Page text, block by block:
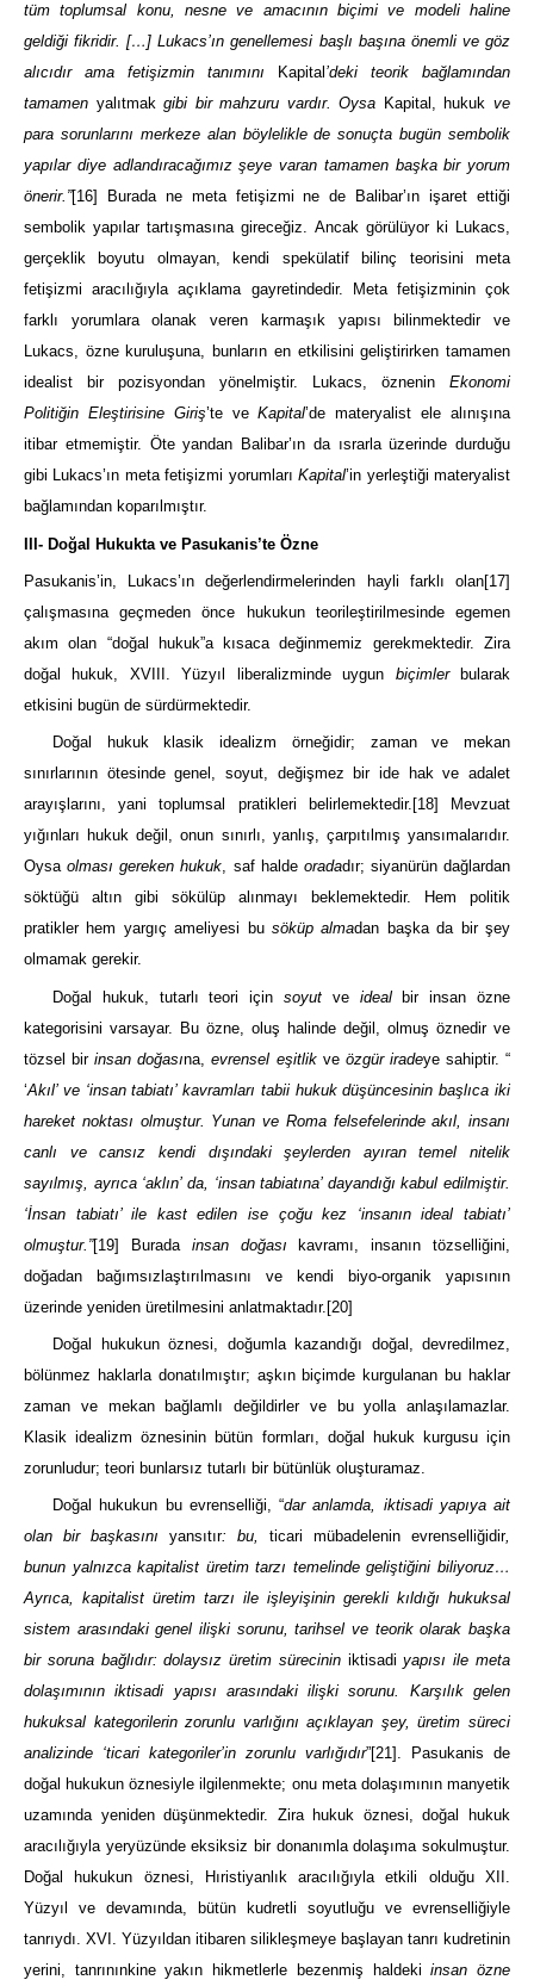
tüm toplumsal konu, nesne ve amacının biçimi ve modeli haline
geldiği fikridir. […] Lukacs’ın genellemesi başlı başına önemli ve göz
alıcıdır ama fetişizmin tanımını
Kapital ’deki teorik bağlamından
tamamen yalıtmakgibi bir mahzuru vardır. Oysa Kapital, hukuk ve
para sorunlarını merkeze alan böylelikle de sonuçta bugün sembolik
yapılar diye adlandıracağımız şeye varan tamamen başka bir yorum
önerir.”[16]
Burada ne meta fetişizmi ne de Balibar’ın işaret ettiği
sembolik yapılar tartışmasına gireceğiz. Ancak görülüyor ki Lukacs,
gerçeklik boyutu olmayan, kendi spekülatif bilinç teorisini meta
fetişizmi aracılığıyla açıklama gayretindedir. Meta fetişizminin çok
farklı yorumlara olanak veren karmaşık yapısı bilinmektedir ve
Lukacs, özne kuruluşuna, bunların en etkilisini geliştirirken tamamen
idealist bir pozisyondan yönelmiştir. Lukacs, öznenin Ekonomi
Politiğin Eleştirisine Giriş’te veKapital’de materyalist ele alınışına
itibar etmemiştir. Öte yandan Balibar’ın da ısrarla üzerinde durduğu
gibi Lukacs’ın meta fetişizmi yorumlarıKapital’in yerleştiği materyalist
bağlamından koparılmıştır.
III- Doğal Hukukta ve Pasukanis’te Özne
Pasukanis’in, Lukacs’ın değerlendirmelerinden hayli farklı olan[17]
çalışmasına geçmeden önce hukukun teorileştirilmesinde egemen
akım olan “doğal hukuk”a kısaca değinmemiz gerekmektedir. Zira
doğal hukuk, XVIII. Yüzyıl liberalizminde uygun biçimlerbularak
etkisini bugün de sürdürmektedir.
Doğal hukuk klasik idealizm örneğidir; zaman ve mekan
sınırlarının ötesinde genel, soyut, değişmez bir ide hak ve adalet
arayışlarını, yani toplumsal pratikleri belirlemektedir. [18]
Mevzuat
yığınları hukuk değil, onun sınırlı, yanlış, çarpıtılmış yansımalarıdır.
Oysaolması gereken hukuk, saf halde oradadır; siyanürün dağlardan
söktüğü altın gibi sökülüp alınmayı beklemektedir. Hem politik
pratikler hem yargıç ameliyesi bu söküp almadan başka da bir şey
olmamak gerekir.
Doğal hukuk, tutarlı teori için soyut ve idealbir insan özne
kategorisini varsayar. Bu özne, oluş halinde değil, olmuş öznedir ve
tözsel birinsan doğasına,evrensel eşitlikve özgür iradeye sahiptir. “
‘Akıl’ ve ‘insan tabiatı’ kavramları tabii hukuk düşüncesinin başlıca iki
hareket noktası olmuştur. Yunan ve Roma felsefelerinde akıl, insanı
canlı ve cansız kendi dışındaki şeylerden ayıran temel nitelik
sayılmış, ayrıca ‘aklın’ da, ‘insan tabiatına’ dayandığı kabul edilmiştir.
‘İnsan tabiatı’ ile kast edilen ise çoğu kez ‘insanın ideal tabiatı’
olmuştur.”[19] Burada insan doğası kavramı, insanın tözselliğini,
doğadan bağımsızlaştırılmasını ve kendi biyo-organik yapısının
üzerinde yeniden üretilmesini anlatmaktadır. [20]
Doğal hukukun öznesi, doğumla kazandığı doğal, devredilmez,
bölünmez haklarla donatılmıştır; aşkın biçimde kurgulanan bu haklar
zaman ve mekan bağlamlı değildirler ve bu yolla anlaşılamazlar.
Klasik idealizm öznesinin bütün formları, doğal hukuk kurgusu için
zorunludur; teori bunlarsız tutarlı bir bütünlük oluşturamaz.
Doğal hukukun bu evrenselliği, “dar anlamda, iktisadi yapıya ait
olan bir başkasını yansıtır: bu, ticari mübadelenin evrenselliğidir,
bunun yalnızca kapitalist üretim tarzı temelinde geliştiğini biliyoruz…
Ayrıca, kapitalist üretim tarzı ile işleyişinin gerekli kıldığı hukuksal
sistem arasındaki genel ilişki sorunu, tarihsel ve teorik olarak başka
bir soruna bağlıdır: dolaysız üretim sürecinin iktisadi yapısı ile meta
dolaşımının iktisadi yapısı arasındaki ilişki sorunu. Karşılık gelen
hukuksal kategorilerin zorunlu varlığını açıklayan şey, üretim süreci
analizinde ‘ticari kategoriler’in zorunlu varlığıdır”[21] . Pasukanis de
doğal hukukun öznesiyle ilgilenmekte; onu meta dolaşımının manyetik
uzamında yeniden düşünmektedir. Zira hukuk öznesi, doğal hukuk
aracılığıyla yeryüzünde eksiksiz bir donanımla dolaşıma sokulmuştur.
Doğal hukukun öznesi, Hıristiyanlık aracılığıyla etkili olduğu XII.
Yüzyıl ve devamında, bütün kudretli soyutluğu ve evrenselliğiyle
tanrıydı. XVI. Yüzyıldan itibaren silikleşmeye başlayan tanrı kudretinin
yerini, tanrınınkine yakın hikmetlerle bezenmiş haldekiinsan özne